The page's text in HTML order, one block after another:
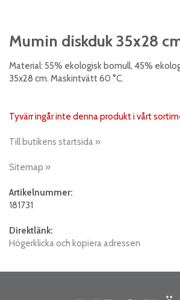
Mumin diskduk 35x28
Material: 55% ekologisk bomull, 45%
35x28 cm. Maskintvätt 60 °C.
Tyvärr ingår inte denna produkt i vårt
Till butikens startsida »
Sitemap »
Artikelnummer:
181731
Direktlänk:
Högerklicka och kopiera adressen